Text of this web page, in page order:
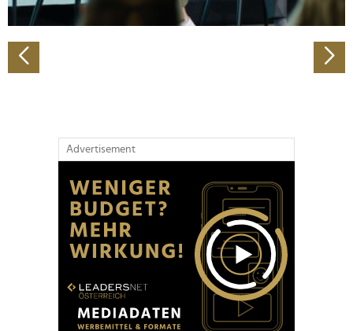
analysieren. Außerdem geben wir Informationen zu Ihrer
Verwendung unserer Website an unsere Partner für
soziale Medien, Werbung und Analysen weiter. Unsere
Partner führen diese Informationen möglicherweise mit
Advertisement